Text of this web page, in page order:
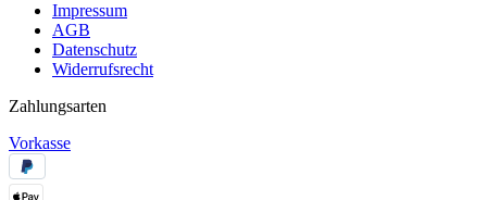
Impressum
AGB
Datenschutz
Widerrufsrecht
Zahlungsarten
Vorkasse